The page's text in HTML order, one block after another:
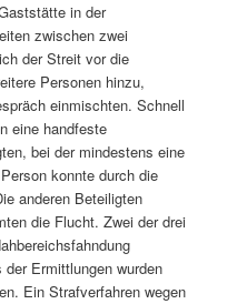
in der
zwischen zwei
der Streit vor die
Personen hinzu,
einmischten. Schnell
eine handfeste
bei der mindestens eine
konnte durch die
anderen Beteiligten
die Flucht. Zwei der drei
Ermittlungen wurden
Ein Strafverfahren wegen